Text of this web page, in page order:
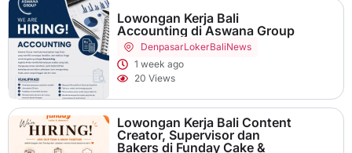
Lowongan Kerja Bali
Accounting di Aswana Group
DenpasarLokerBaliNews
1 week ago
20 Views
Lowongan Kerja Bali Content
Creator, Supervisor dan
Bakers di Funday Cake &